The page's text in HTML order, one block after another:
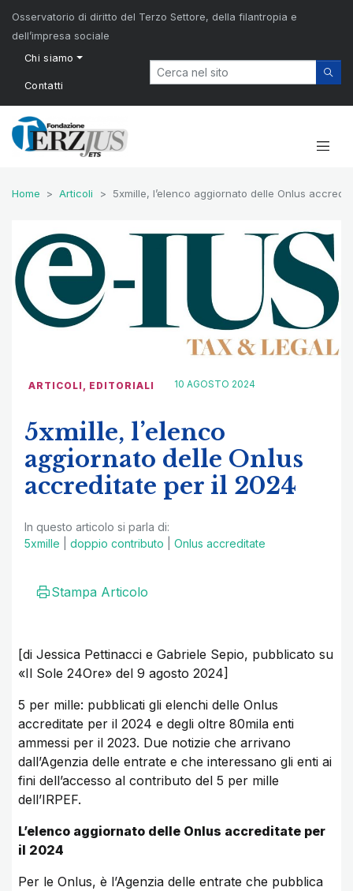
Osservatorio di diritto del Terzo Settore, della filantropia e
dell’impresa sociale
Chi siamo
Contatti
Home Articoli 5xmille, l’elenco aggiornato delle Onlus
ARTICOLI EDITORIALI 10 AGOSTO 2024
5xmille, l’elenco
aggiornato delle Onlus
accreditate per il 2024
In questo articolo si parla di:
5xmille
doppio contributo Onlus accreditate
Stampa Articolo
[di Jessica Pettinacci e Gabriele Sepio, pubblicato su
«Il Sole 24Ore» del 9 agosto 2024]
5 per mille: pubblicati gli elenchi delle Onlus
accreditate per il 2024 e degli oltre 80mila enti
ammessi per il 2023. Due notizie che arrivano
dall’Agenzia delle entrate e che interessano gli enti ai
fini dell’accesso al contributo del 5 per mille
dell’IRPEF.
L’elenco aggiornato delle Onlus accreditate per
il 2024
Per le Onlus, è l’Agenzia delle entrate che pubblica